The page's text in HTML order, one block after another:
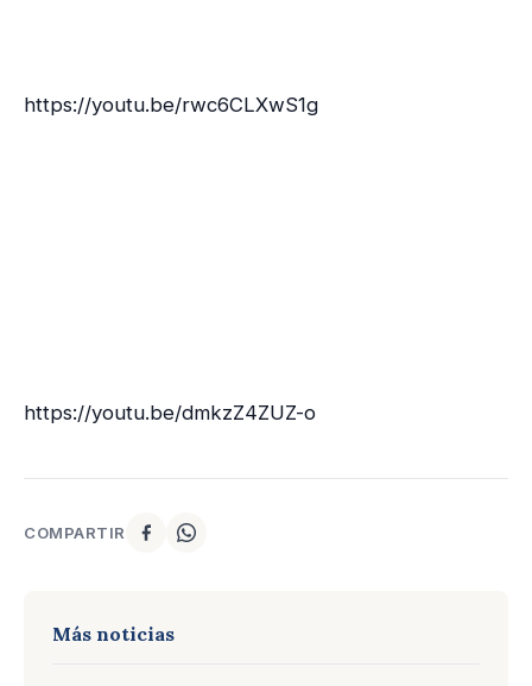
https://youtu.be/rwc6CLXwS1g
https://youtu.be/dmkzZ4ZUZ-o
COMPARTIR
Más noticias